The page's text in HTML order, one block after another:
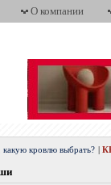
О компании
кровлю выбрать?